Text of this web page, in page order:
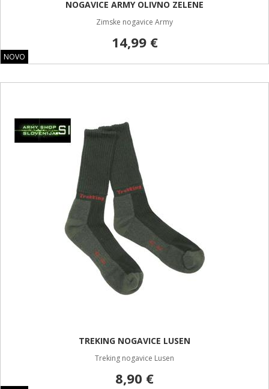
NOVO
NOGAVICE ARMY OLIVNO ZELENE
Zimske nogavice Army
14,99 €
TREKING NOGAVICE LUSEN
Treking nogavice Lusen
8,90 €